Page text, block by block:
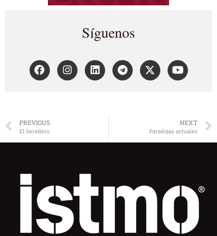
Síguenos
PREVIOUS
El heredero
NEXT
Paradojas actuales